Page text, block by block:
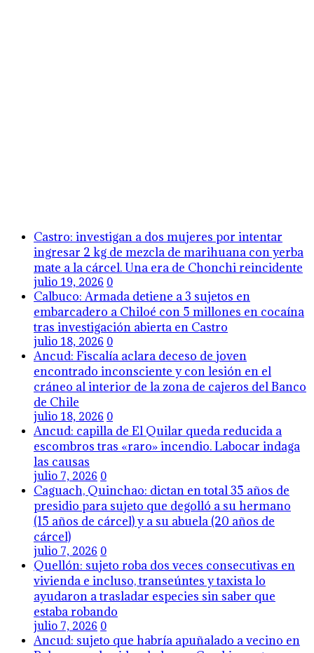
Castro: investigan a dos mujeres por intentar
ingresar 2 kg de mezcla de marihuana con yerba
mate a la cárcel. Una era de Chonchi reincidente
julio 19, 2026 0
Calbuco: Armada detiene a 3 sujetos en
embarcadero a Chiloé con 5 millones en cocaína
tras investigación abierta en Castro
julio 18, 2026 0
Ancud: Fiscalía aclara deceso de joven
encontrado inconsciente y con lesión en el
cráneo al interior de la zona de cajeros del Banco
de Chile
julio 18, 2026 0
Ancud: capilla de El Quilar queda reducida a
escombros tras «raro» incendio. Labocar indaga
las causas
julio 7, 2026 0
Caguach, Quinchao: dictan en total 35 años de
presidio para sujeto que degolló a su hermano
(15 años de cárcel) y a su abuela (20 años de
cárcel)
julio 7, 2026 0
Quellón: sujeto roba dos veces consecutivas en
vivienda e incluso, transeúntes y taxista lo
ayudaron a trasladar especies sin saber que
estaba robando
julio 7, 2026 0
Ancud: sujeto que habría apuñalado a vecino en